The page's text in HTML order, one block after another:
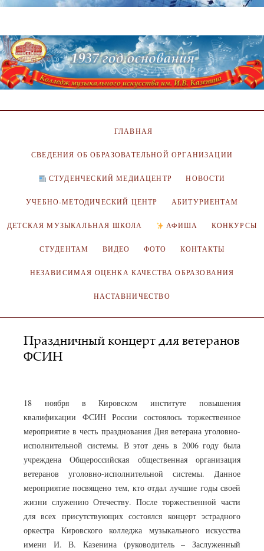
ГЛАВНАЯ
СВЕДЕНИЯ ОБ ОБРАЗОВАТЕЛЬНОЙ ОРГАНИЗАЦИИ
СТУДЕНЧЕСКИЙ МЕДИАЦЕНТР НОВОСТИ
УЧЕБНО-МЕТОДИЧЕСКИЙ ЦЕНТР АБИТУРИЕНТАМ
ДЕТСКАЯ МУЗЫКАЛЬНАЯ ШКОЛА АФИША КОНКУРСЫ
СТУДЕНТАМ ВИДЕО ФОТО КОНТАКТЫ
НЕЗАВИСИМАЯ ОЦЕНКА КАЧЕСТВА ОБРАЗОВАНИЯ
НАСТАВНИЧЕСТВО
Праздничный концерт для ветеранов
ФСИН
18 ноября в Кировском институте повышения
квалификации ФСИН России состоялось торжественное
мероприятие в честь празднования Дня ветерана уголовно-
исполнительной системы. В этот день в 2006 году была
учреждена Общероссийская общественная организация
ветеранов уголовно-исполнительной системы. Данное
мероприятие посвящено тем, кто отдал лучшие годы своей
жизни служению Отечеству. После торжественной части
для всех присутствующих состоялся концерт эстрадного
оркестра Кировского колледжа музыкального искусства
имени И. В. Казенина (руководитель – Заслуженный